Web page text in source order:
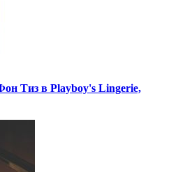
Тиз в Playboy's Lingerie,